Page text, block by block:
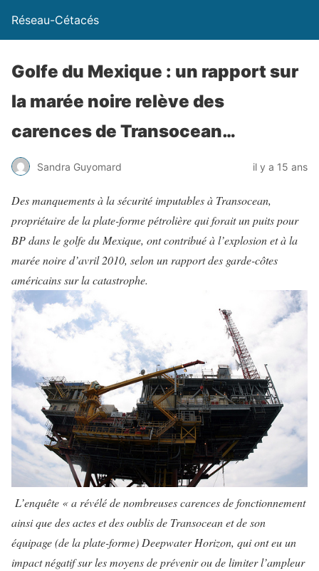
Réseau-Cétacés
Golfe du Mexique : un rapport sur
la marée noire relève des
carences de Transocean…
Sandra Guyomard il y a 15 ans
Des manquements à la sécurité imputables à Transocean,
propriétaire de la plate-forme pétrolière qui forait un puits pour
BP dans le golfe du Mexique, ont contribué à l’explosion et à la
marée noire d’avril 2010, selon un rapport des garde-côtes
américains sur la catastrophe.
L’enquête « a révélé de nombreuses carences de fonctionnement
ainsi que des actes et des oublis de Transocean et de son
équipage (de la plate-forme) Deepwater Horizon, qui ont eu un
impact négatif sur les moyens de prévenir ou de limiter l’ampleur